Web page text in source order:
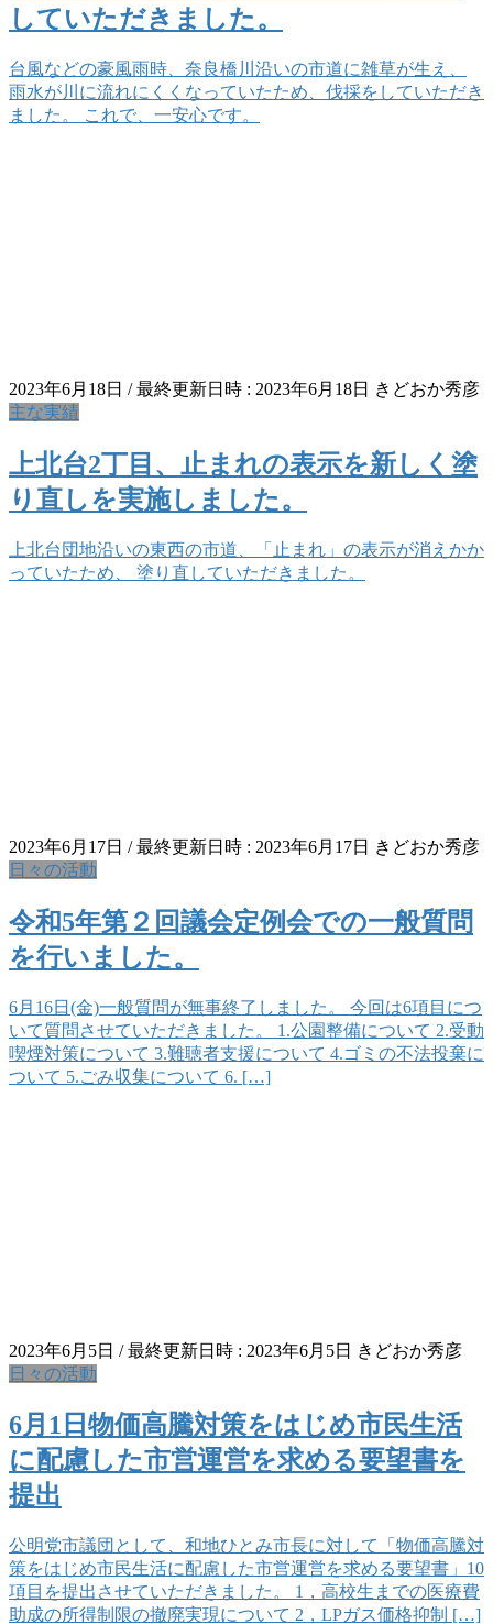
していただきました。
台風などの豪風雨時、奈良橋川沿いの市道に雑草が生え、
雨水が川に流れにくくなっていたため、伐採をしていただき
ました。 これで、一安心です。
2023年6月18日 / 最終更新日時 : 2023年6月18日 きどおか秀彦
主な実績
上北台2丁目、止まれの表示を新しく塗
り直しを実施しました。
上北台団地沿いの東西の市道、「止まれ」の表示が消えかか
っていたため、 塗り直していただきました。
2023年6月17日 / 最終更新日時 : 2023年6月17日 きどおか秀彦
日々の活動
令和5年第２回議会定例会での一般質問
を行いました。
6月16日(金)一般質問が無事終了しました。 今回は6項目につ
いて質問させていただきました。 1.公園整備について 2.受動
喫煙対策について 3.難聴者支援について 4.ゴミの不法投棄に
ついて 5.ごみ収集について 6. […]
2023年6月5日 / 最終更新日時 : 2023年6月5日 きどおか秀彦
日々の活動
6月1日物価高騰対策をはじめ市民生活
に配慮した市営運営を求める要望書を
提出
公明党市議団として、和地ひとみ市長に対して「物価高騰対
策をはじめ市民生活に配慮した市営運営を求める要望書」10
項目を提出させていただきました。 1，高校生までの医療費
助成の所得制限の撤廃実現について 2，LPガス価格抑制 […]